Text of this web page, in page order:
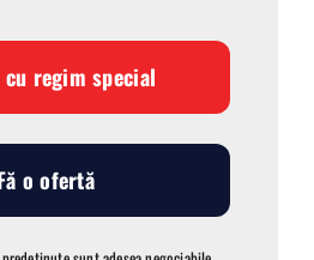
cu regim special
o ofertă